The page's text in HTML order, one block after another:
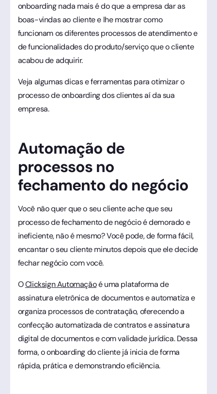
onboarding nada mais é do que a empresa dar as
boas-vindas ao cliente e lhe mostrar como
funcionam os diferentes processos de atendimento e
de funcionalidades do produto/serviço que o cliente
acabou de adquirir.
Veja algumas dicas e ferramentas para otimizar o
processo de onboarding dos clientes aí da sua
empresa.
Automação de
processos no
fechamento do negócio
Você não quer que o seu cliente ache que seu
processo de fechamento de negócio é demorado e
ineficiente, não é mesmo? Você pode, de forma fácil,
encantar o seu cliente minutos depois que ele decide
fechar negócio com você.
OClicksign Automaçãoé uma plataforma de
assinatura eletrônica de documentos e automatiza e
organiza processos de contratação, oferecendo a
confecção automatizada de contratos e assinatura
digital de documentos e com validade jurídica. Dessa
forma, o onboarding do cliente já inicia de forma
rápida, prática e demonstrando eficiência.